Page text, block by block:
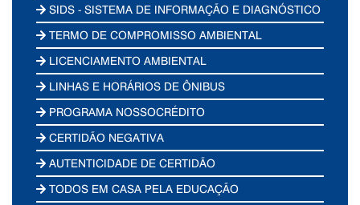
SIDS - SISTEMA DE INFORMAÇÃO E DIAGNÓSTICO
TERMO DE COMPROMISSO AMBIENTAL
LICENCIAMENTO AMBIENTAL
LINHAS E HORÁRIOS DE ÔNIBUS
PROGRAMA NOSSOCRÉDITO
CERTIDÃO NEGATIVA
AUTENTICIDADE DE CERTIDÃO
TODOS EM CASA PELA EDUCAÇÃO